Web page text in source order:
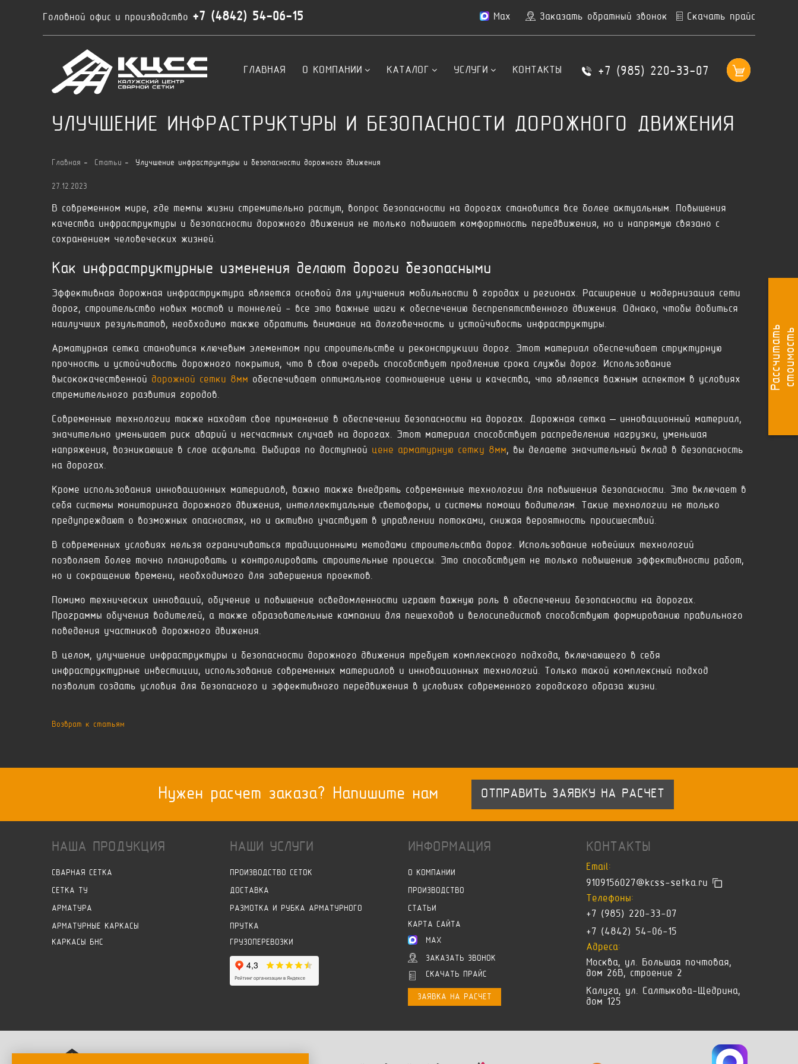
Головной офис и производство +7 (4842) 54-06-15 Max Заказать обратный звонок Скачать прайс
ГЛАВНАЯ О КОМПАНИИ КАТАЛОГ УСЛУГИ КОНТАКТЫ +7 (985) 220-33-07
УЛУЧШЕНИЕ ИНФРАСТРУКТУРЫ И БЕЗОПАСНОСТИ ДОРОЖНОГО ДВИЖЕНИЯ
Главная Статьи Улучшение инфраструктуры и безопасности дорожного движения
27.12.2023
В современном мире, где темпы жизни стремительно растут, вопрос безопасности на дорогах становится все более актуальным. Повышения
качества инфраструктуры и безопасности дорожного движения не только повышает комфортность передвижения, но и напрямую связано с
сохранением человеческих жизней.
Как инфраструктурные изменения делают дороги безопасными
Эффективная дорожная инфраструктура является основой для улучшения мобильности в городах и регионах. Расширение и модернизация сети
дорог, строительство новых мостов и тоннелей - все это важные шаги к обеспечению беспрепятственного движения. Однако, чтобы добиться
наилучших результатов, необходимо также обратить внимание на долговечность и устойчивость инфраструктуры.
Арматурная сетка становится ключевым элементом при строительстве и реконструкции дорог. Этот материал обеспечивает структурную
прочность и устойчивость дорожного покрытия, что в свою очередь способствует продлению срока службы дорог. Использование
высококачественной дорожной сетки 8мм обеспечивает оптимальное соотношение цены и качества, что является важным аспектом в условиях
стремительного развития городов.
Современные технологии также находят свое применение в обеспечении безопасности на дорогах. Дорожная сетка – инновационный материал,
значительно уменьшает риск аварий и несчастных случаев на дорогах. Этот материал способствует распределению нагрузки, уменьшая
напряжения, возникающие в слое асфальта. Выбирая по доступной цене арматурную сетку 8мм, вы делаете значительный вклад в безопасность
на дорогах.
Кроме использования инновационных материалов, важно также внедрять современные технологии для повышения безопасности. Это включает в
себя системы мониторинга дорожного движения, интеллектуальные светофоры, и системы помощи водителям. Такие технологии не только
предупреждают о возможных опасностях, но и активно участвуют в управлении потоками, снижая вероятность происшествий.
В современных условиях нельзя ограничиваться традиционными методами строительства дорог. Использование новейших технологий
позволяет более точно планировать и контролировать строительные процессы. Это способствует не только повышению эффективности работ,
но и сокращению времени, необходимого для завершения проектов.
Помимо технических инноваций, обучение и повышение осведомленности играют важную роль в обеспечении безопасности на дорогах.
Программы обучения водителей, а также образовательные кампании для пешеходов и велосипедистов способствуют формированию правильного
поведения участников дорожного движения.
В целом, улучшение инфраструктуры и безопасности дорожного движения требует комплексного подхода, включающего в себя
инфраструктурные инвестиции, использование современных материалов и инновационных технологий. Только такой комплексный подход
позволит создать условия для безопасного и эффективного передвижения в условиях современного городского образа жизни.
Возврат к статьям
Нужен расчет заказа? Напишите нам ОТПРАВИТЬ ЗАЯВКУ НА РАСЧЕТ
НАША ПРОДУКЦИЯ
СВАРНАЯ СЕТКА
СЕТКА ТУ
АРМАТУРА
АРМАТУРНЫЕ КАРКАСЫ
КАРКАСЫ БНС
НАШИ УСЛУГИ
ПРОИЗВОДСТВО СЕТОК
ДОСТАВКА
РАЗМОТКА И РУБКА АРМАТУРНОГО
ПРУТКА
ГРУЗОПЕРЕВОЗКИ
ИНФОРМАЦИЯ
О КОМПАНИИ
ПРОИЗВОДСТВО
СТАТЬИ
КАРТА САЙТА
MAX
ЗАКАЗАТЬ ЗВОНОК
СКАЧАТЬ ПРАЙС
ЗАЯВКА НА РАСЧЕТ
КОНТАКТЫ
Email:
9109156027@kcss-setka.ru
Телефоны:
+7 (985) 220-33-07
+7 (4842) 54-06-15
Адреса:
Москва, ул. Большая почтовая,
дом 26В, строение 2
Калуга, ул. Салтыкова-Щедрина,
дом 125
Р
а
с
с
ч
и
т
а
т
ь
с
т
о
и
м
о
с
ть